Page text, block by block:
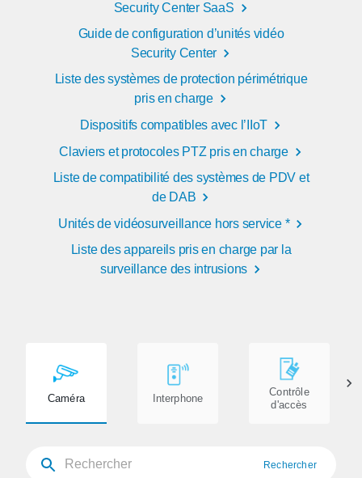
Security Center SaaS
Guide de configuration d’unités vidéo
Security Center
Liste des systèmes de protection périmétrique
pris en charge
Dispositifs compatibles avec l’IIoT
Claviers et protocoles PTZ pris en charge
Liste de compatibilité des systèmes de PDV et
de DAB
Unités de vidéosurveillance hors service *
Liste des appareils pris en charge par la
surveillance des intrusions
Caméra Interphone
Contrôle
d'accès
Rechercher